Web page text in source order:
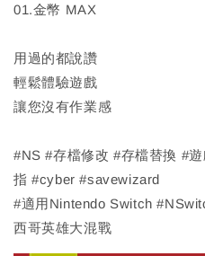
01.金幣 MAX
用過的都說讚
輕鬆體驗遊戲
讓您沒有作業感
#NS #存檔修改 #存檔替換 #
指 #cyber #savewizard
#適用Nintendo Switch
西哥英雄大混戰